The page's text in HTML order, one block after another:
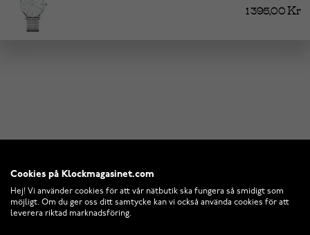
1 395,00 Kr
Cookies på Klockmagasinet.com
Hej! Vi använder cookies för att vår nätbutik ska fungera så smidigt som
möjligt. Om du ger oss ditt samtycke kan vi också använda cookies för att
leverera riktad marknadsföring.